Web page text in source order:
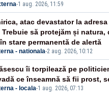
-1 aug. 2026, 11:59
- nationala-2 aug. 2026, 10:12
atac devastator la
să protejăm și natura,
stare permanentă de alertă
- locala-1 aug. 2026, 07:13
îi torpilează pe
ce înseamnă să fii prost,